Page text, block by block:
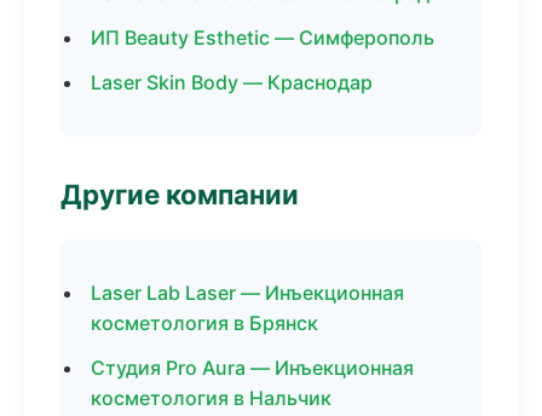
ИП Beauty Esthetic — Симферополь
Laser Skin Body — Краснодар
Другие компании
Laser Lab Laser — Инъекционная
косметология в Брянск
Студия Pro Aura — Инъекционная
косметология в Нальчик